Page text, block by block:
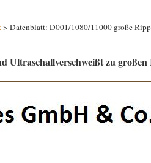
> Datenblatt: D001/1080/11000 große
Ultraschallverschweißt zu